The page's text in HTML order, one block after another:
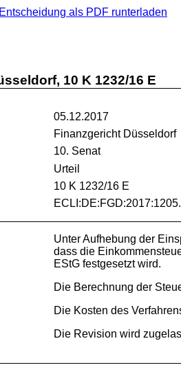
Entscheidung als PDF runterladen
10 K 1232/16 E
05.12.2017
Finanzgericht Düsseldorf
10. Senat
Urteil
10 K 1232/16 E
Unter Aufhebung der
dass die
EStG festgesetzt wird.
Die Berechnung der
Die Kosten des
Die Revision wird